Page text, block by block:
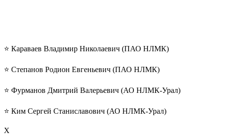
⭐️ Караваев Владимир Николаевич (ПАО НЛМК)
⭐️ Степанов Родион Евгеньевич (ПАО НЛМК)
⭐️ Фурманов Дмитрий Валерьевич (АО НЛМК-Урал)
⭐️ Ким Сергей Станиславович (АО НЛМК-Урал)
Х